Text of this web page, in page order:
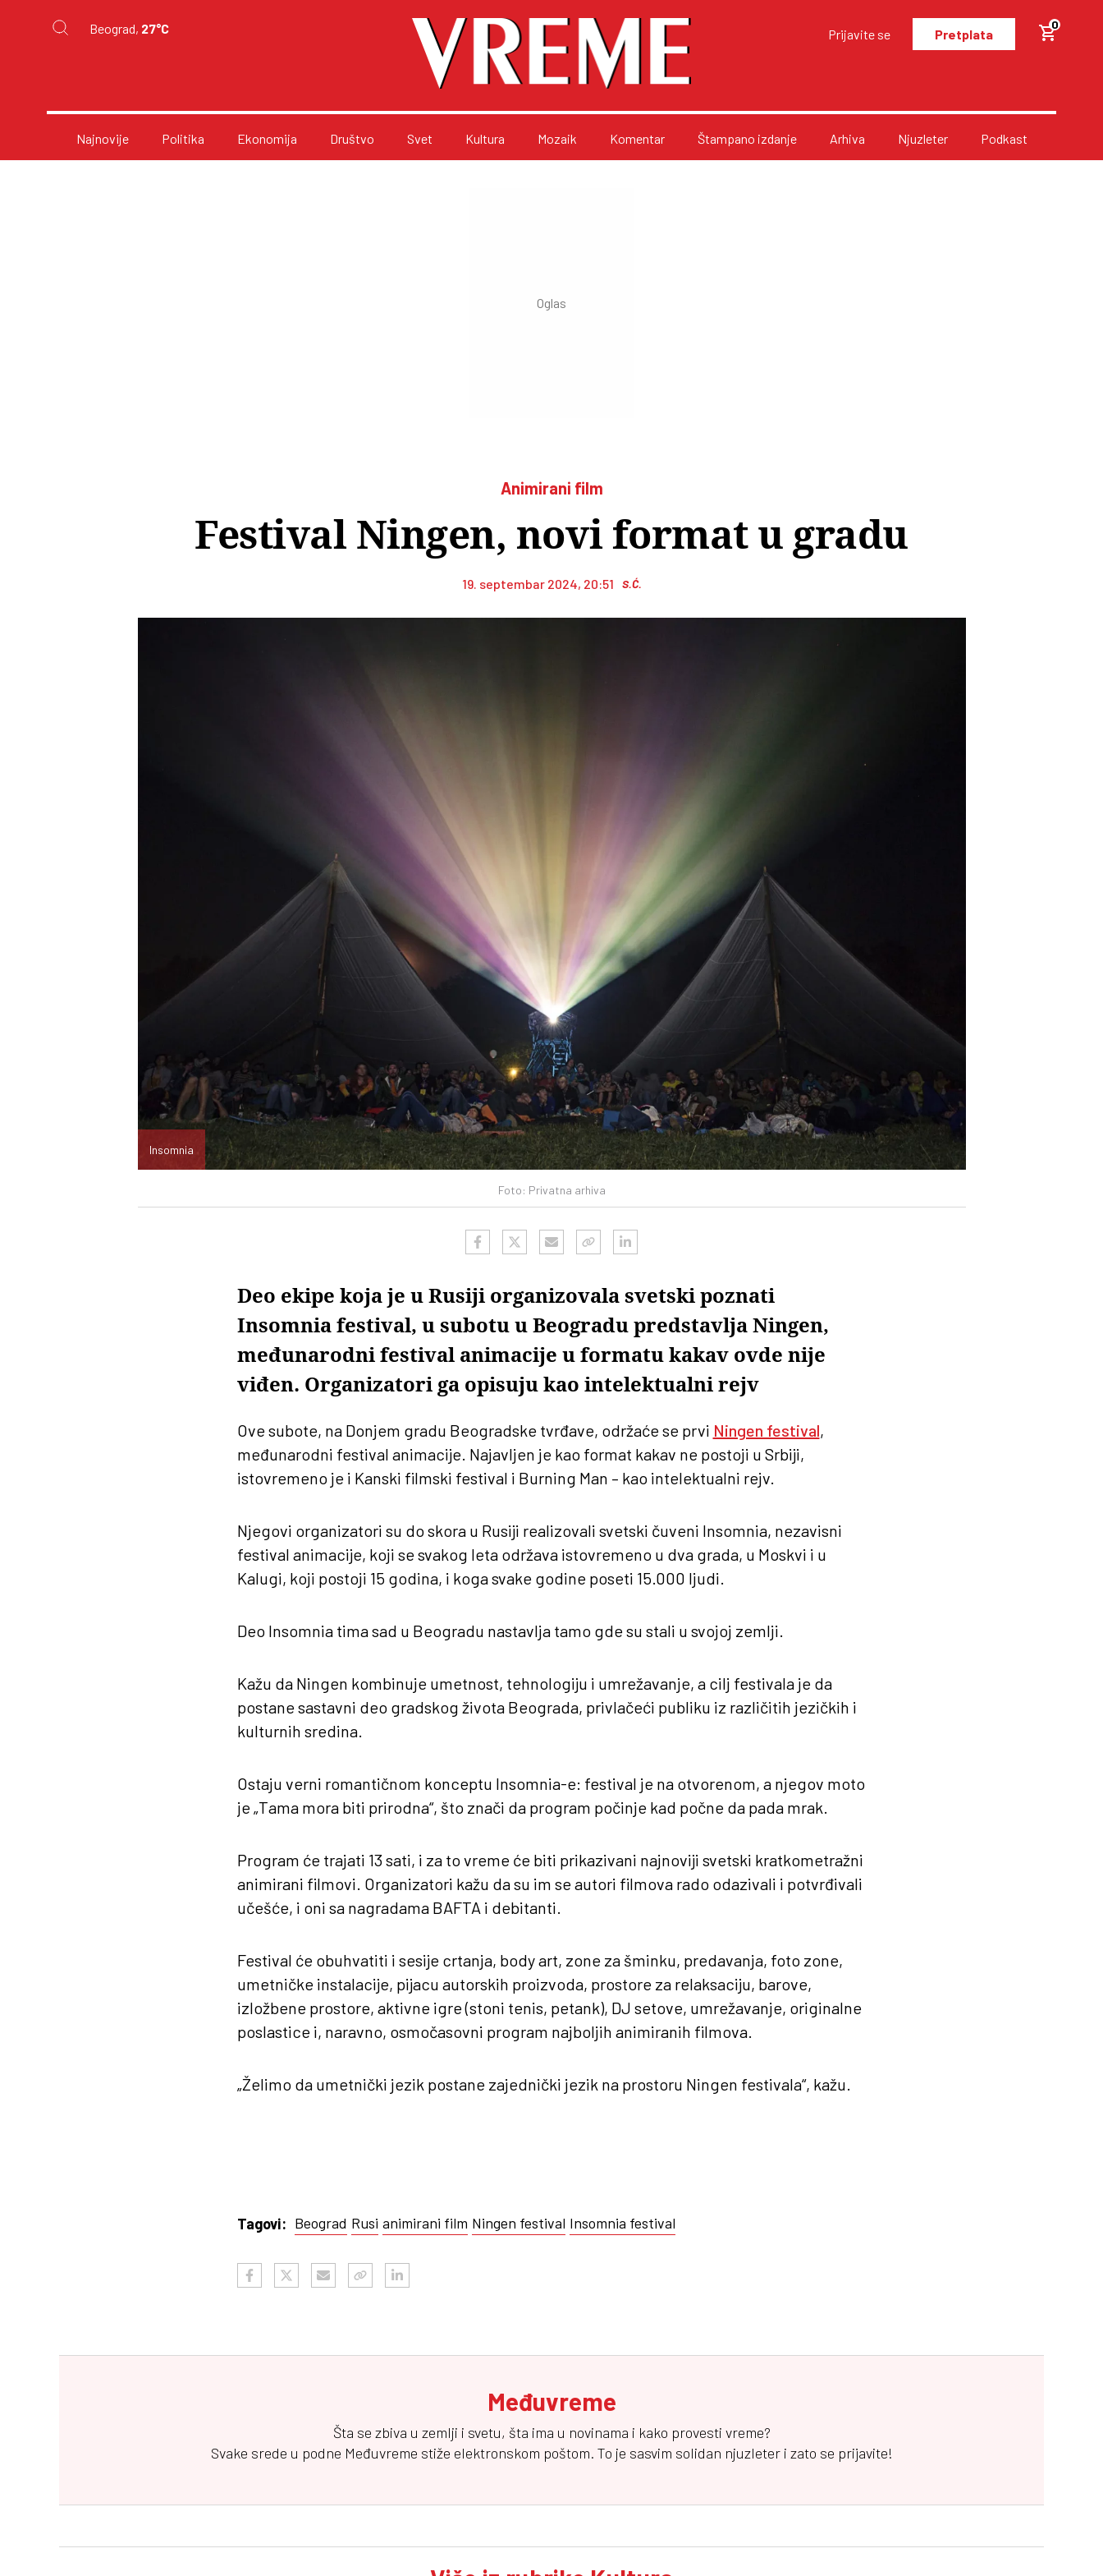
Beograd, 27°C Prijavite se Pretplata
0
Najnovije Politika Ekonomija Društvo Svet Kultura Mozaik Komentar Štampano izdanje Arhiva Njuzleter Podkast
Animirani film
Festival Ningen, novi format u gradu
19. septembar 2024, 20:51 S.Ć.
Foto: Privatna arhiva
Insomnia
Deo ekipe koja je u Rusiji organizovala svetski poznati
Insomnia festival, u subotu u Beogradu predstavlja Ningen,
međunarodni festival animacije u formatu kakav ovde nije
viđen. Organizatori ga opisuju kao intelektualni rejv
Ove subote, na Donjem gradu Beogradske tvrđave, održaće se prvi Ningen festival,
međunarodni festival animacije. Najavljen je kao format kakav ne postoji u Srbiji,
istovremeno je i Kanski filmski festival i Burning Man – kao intelektualni rejv.
Njegovi organizatori su do skora u Rusiji realizovali svetski čuveni Insomnia, nezavisni
festival animacije, koji se svakog leta održava istovremeno u dva grada, u Moskvi i u
Kalugi, koji postoji 15 godina, i koga svake godine poseti 15.000 ljudi.
Deo Insomnia tima sad u Beogradu nastavlja tamo gde su stali u svojoj zemlji.
Kažu da Ningen kombinuje umetnost, tehnologiju i umrežavanje, a cilj festivala je da
postane sastavni deo gradskog života Beograda, privlačeći publiku iz različitih jezičkih i
kulturnih sredina.
Ostaju verni romantičnom konceptu Insomnia-e: festival je na otvorenom, a njegov moto
je „Tama mora biti prirodna“, što znači da program počinje kad počne da pada mrak.
Program će trajati 13 sati, i za to vreme će biti prikazivani najnoviji svetski kratkometražni
animirani filmovi. Organizatori kažu da su im se autori filmova rado odazivali i potvrđivali
učešće, i oni sa nagradama BAFTA i debitanti.
Festival će obuhvatiti i sesije crtanja, body art, zone za šminku, predavanja, foto zone,
umetničke instalacije, pijacu autorskih proizvoda, prostore za relaksaciju, barove,
izložbene prostore, aktivne igre (stoni tenis, petank), DJ setove, umrežavanje, originalne
poslastice i, naravno, osmočasovni program najboljih animiranih filmova.
„Želimo da umetnički jezik postane zajednički jezik na prostoru Ningen festivala“, kažu.
Tagovi: Beograd Rusi animirani film Ningen festival Insomnia festival
Međuvreme
Šta se zbiva u zemlji i svetu, šta ima u novinama i kako provesti vreme?
Svake srede u podne Međuvreme stiže elektronskom poštom. To je sasvim solidan njuzleter i zato se prijavite!